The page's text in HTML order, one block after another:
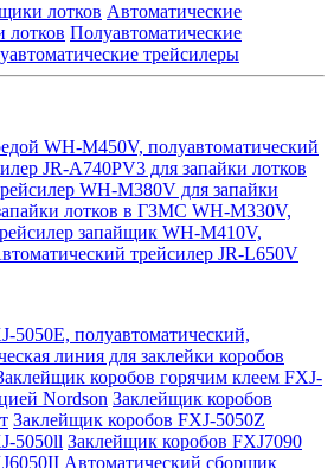
лотков Автоматические
лотков Полуавтоматические
трейсилеры
WH-M450V, полуавтоматический
JR-A740PV3 для запайки лотков
WH-M380V для запайки
лотков в ГЗМС WH-M330V,
запайщик WH-M410V,
трейсилер JR-L650V
5050E, полуавтоматический,
линия для заклейки коробов
коробов горячим клеем FXJ-
Nordson Заклейщик коробов
Заклейщик коробов FXJ-5050Z
5050ll Заклейщик коробов FXJ7090
Автоматический сборщик